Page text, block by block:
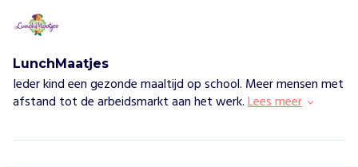
LunchMaatjes
Ieder kind een gezonde maaltijd op school. Meer mensen met
afstand tot de arbeidsmarkt aan het werk.Lees meer